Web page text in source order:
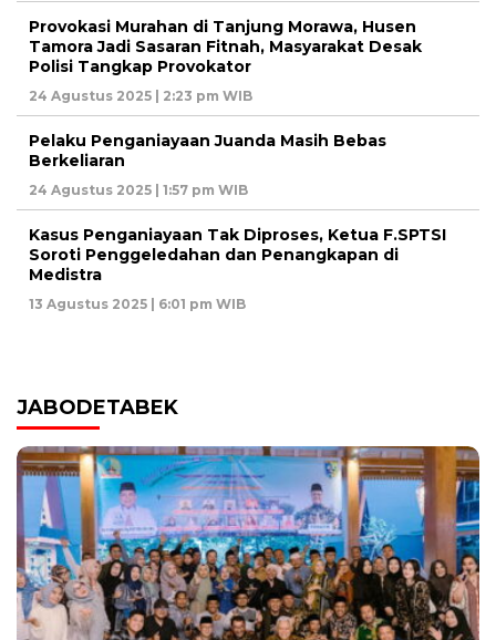
Provokasi Murahan di Tanjung Morawa, Husen
Tamora Jadi Sasaran Fitnah, Masyarakat Desak
Polisi Tangkap Provokator
24 Agustus 2025 | 2:23 pm WIB
Pelaku Penganiayaan Juanda Masih Bebas
Berkeliaran
24 Agustus 2025 | 1:57 pm WIB
Kasus Penganiayaan Tak Diproses, Ketua F.SPTSI
Soroti Penggeledahan dan Penangkapan di
Medistra
13 Agustus 2025 | 6:01 pm WIB
JABODETABEK